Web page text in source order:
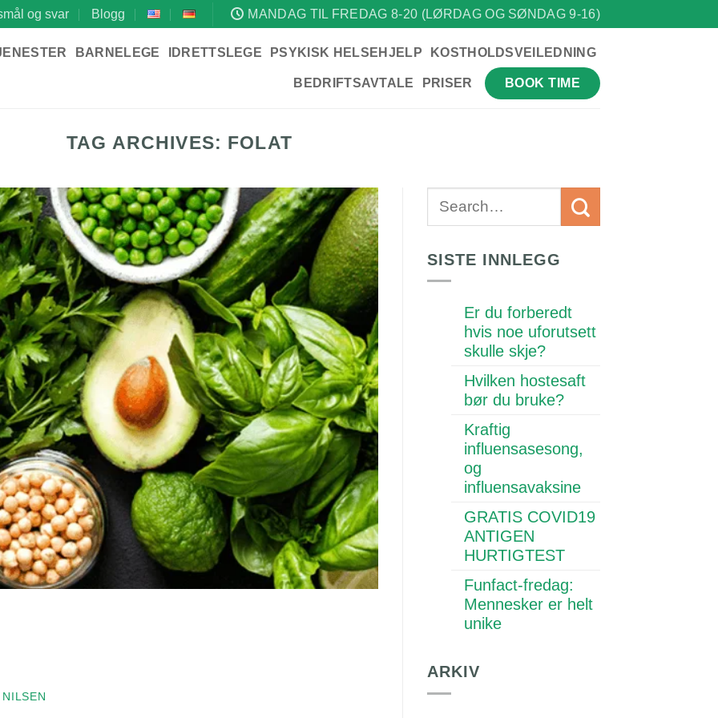
og svar Blogg MANDAG TIL FREDAG 8-20 (LØRDAG OG SØNDAG 9-16)
BARNELEGE IDRETTSLEGE PSYKISK HELSEHJELP KOSTHOLDSVEILEDNING
BEDRIFTSAVTALE PRISER BOOK TIME
TAG ARCHIVES: FOLAT
SISTE INNLEGG
Er du forberedt
hvis noe uforutsett
skulle skje?
Hvilken hostesaft
bør du bruke?
Kraftig
influensasesong,
og
influensavaksine
GRATIS COVID19
ANTIGEN
HURTIGTEST
Funfact-fredag:
Mennesker er helt
unike
ARKIV